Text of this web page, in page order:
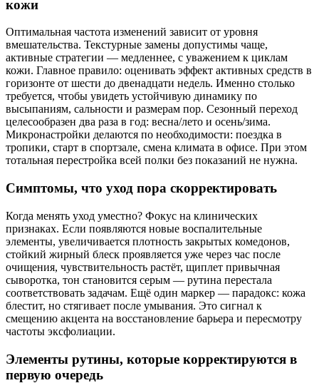
кожи
Оптимальная частота изменений зависит от уровня
вмешательства. Текстурные замены допустимы чаще,
активные стратегии — медленнее, с уважением к циклам
кожи. Главное правило: оценивать эффект активных средств в
горизонте от шести до двенадцати недель. Именно столько
требуется, чтобы увидеть устойчивую динамику по
высыпаниям, сальности и размерам пор. Сезонный переход
целесообразен два раза в год: весна/лето и осень/зима.
Микронастройки делаются по необходимости: поездка в
тропики, старт в спортзале, смена климата в офисе. При этом
тотальная перестройка всей полки без показаний не нужна.
Симптомы, что уход пора скорректировать
Когда менять уход уместно? Фокус на клинических
признаках. Если появляются новые воспалительные
элементы, увеличивается плотность закрытых комедонов,
стойкий жирный блеск проявляется уже через час после
очищения, чувствительность растёт, щиплет привычная
сыворотка, тон становится серым — рутина перестала
соответствовать задачам. Ещё один маркер — парадокс: кожа
блестит, но стягивает после умывания. Это сигнал к
смещению акцента на восстановление барьера и пересмотру
частоты эксфолиации.
Элементы рутины, которые корректируются в
первую очередь